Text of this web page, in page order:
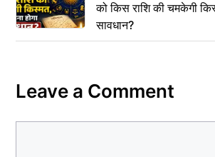
को किस राशि की चमकेगी
सावधान?
Leave a Comment